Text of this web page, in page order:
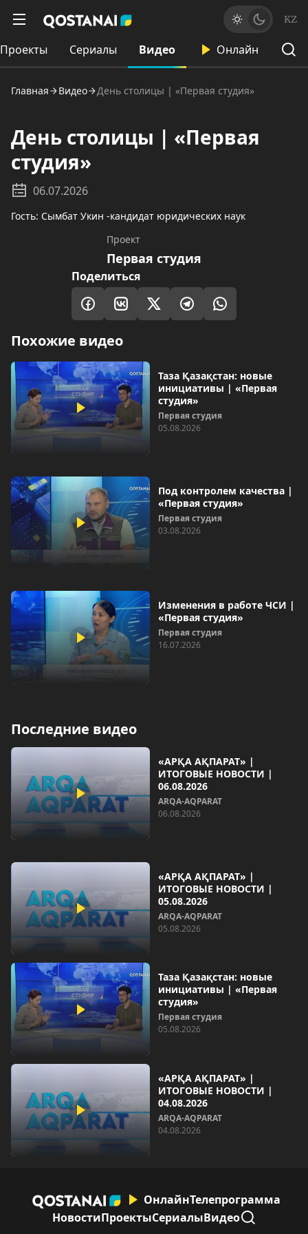
KZ
Проекты Сериалы Видео Онлайн
Главная Видео День столицы | «Первая студия»
День столицы | «Первая
студия»
06.07.2026
Гость: Сымбат Укин -кандидат юридических наук
Проект
Первая студия
Поделиться
Похожие видео
Таза Қазақстан: новые
инициативы | «Первая
студия»
Первая студия
05.08.2026
Под контролем качества |
«Первая студия»
Первая студия
03.08.2026
Изменения в работе ЧСИ |
«Первая студия»
Первая студия
16.07.2026
Последние видео
«АРҚА АҚПАРАТ» |
ИТОГОВЫЕ НОВОСТИ |
06.08.2026
ARQA-AQPARAT
06.08.2026
«АРҚА АҚПАРАТ» |
ИТОГОВЫЕ НОВОСТИ |
05.08.2026
ARQA-AQPARAT
05.08.2026
Таза Қазақстан: новые
инициативы | «Первая
студия»
Первая студия
05.08.2026
«АРҚА АҚПАРАТ» |
ИТОГОВЫЕ НОВОСТИ |
04.08.2026
ARQA-AQPARAT
04.08.2026
ОнлайнТелепрограмма
НовостиПроектыСериалыВидео